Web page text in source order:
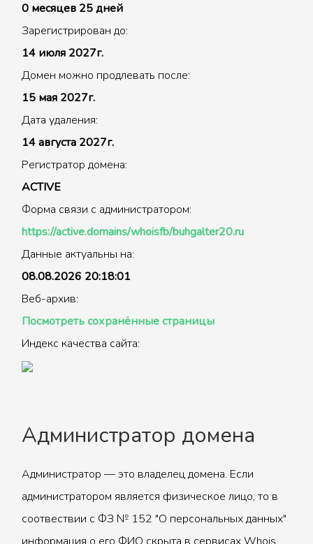
0 месяцев 25 дней
Зарегистрирован до:
14 июля 2027г.
Домен можно продлевать после:
15 мая 2027г.
Дата удаления:
14 августа 2027г.
Регистратор домена:
ACTIVE
Форма связи с администратором:
https://active.domains/whoisfb/buhgalter20.ru
Данные актуальны на:
08.08.2026 20:18:01
Веб-архив:
Посмотреть сохранённые страницы
Индекс качества сайта:
Администратор домена
Администратор — это владелец домена. Если
администратором является физическое лицо, то в
соотвествии с ФЗ № 152 "О персональных данных"